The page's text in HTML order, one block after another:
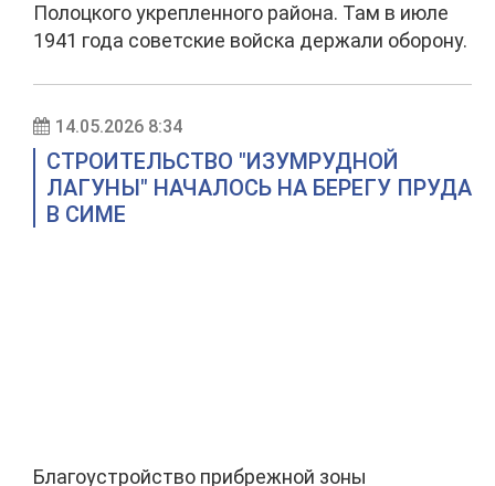
Полоцкого укрепленного района. Там в июле
1941 года советские войска держали оборону.
14.05.2026 8:34
СТРОИТЕЛЬСТВО "ИЗУМРУДНОЙ
ЛАГУНЫ" НАЧАЛОСЬ НА БЕРЕГУ ПРУДА
В СИМЕ
Благоустройство прибрежной зоны